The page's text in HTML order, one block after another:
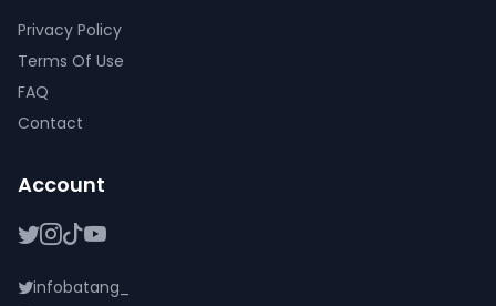
Privacy Policy
Terms Of Use
FAQ
Contact
Account
infobatang_